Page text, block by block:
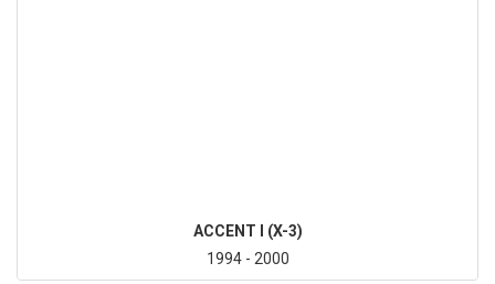
ACCENT I (X-3)
1994 - 2000